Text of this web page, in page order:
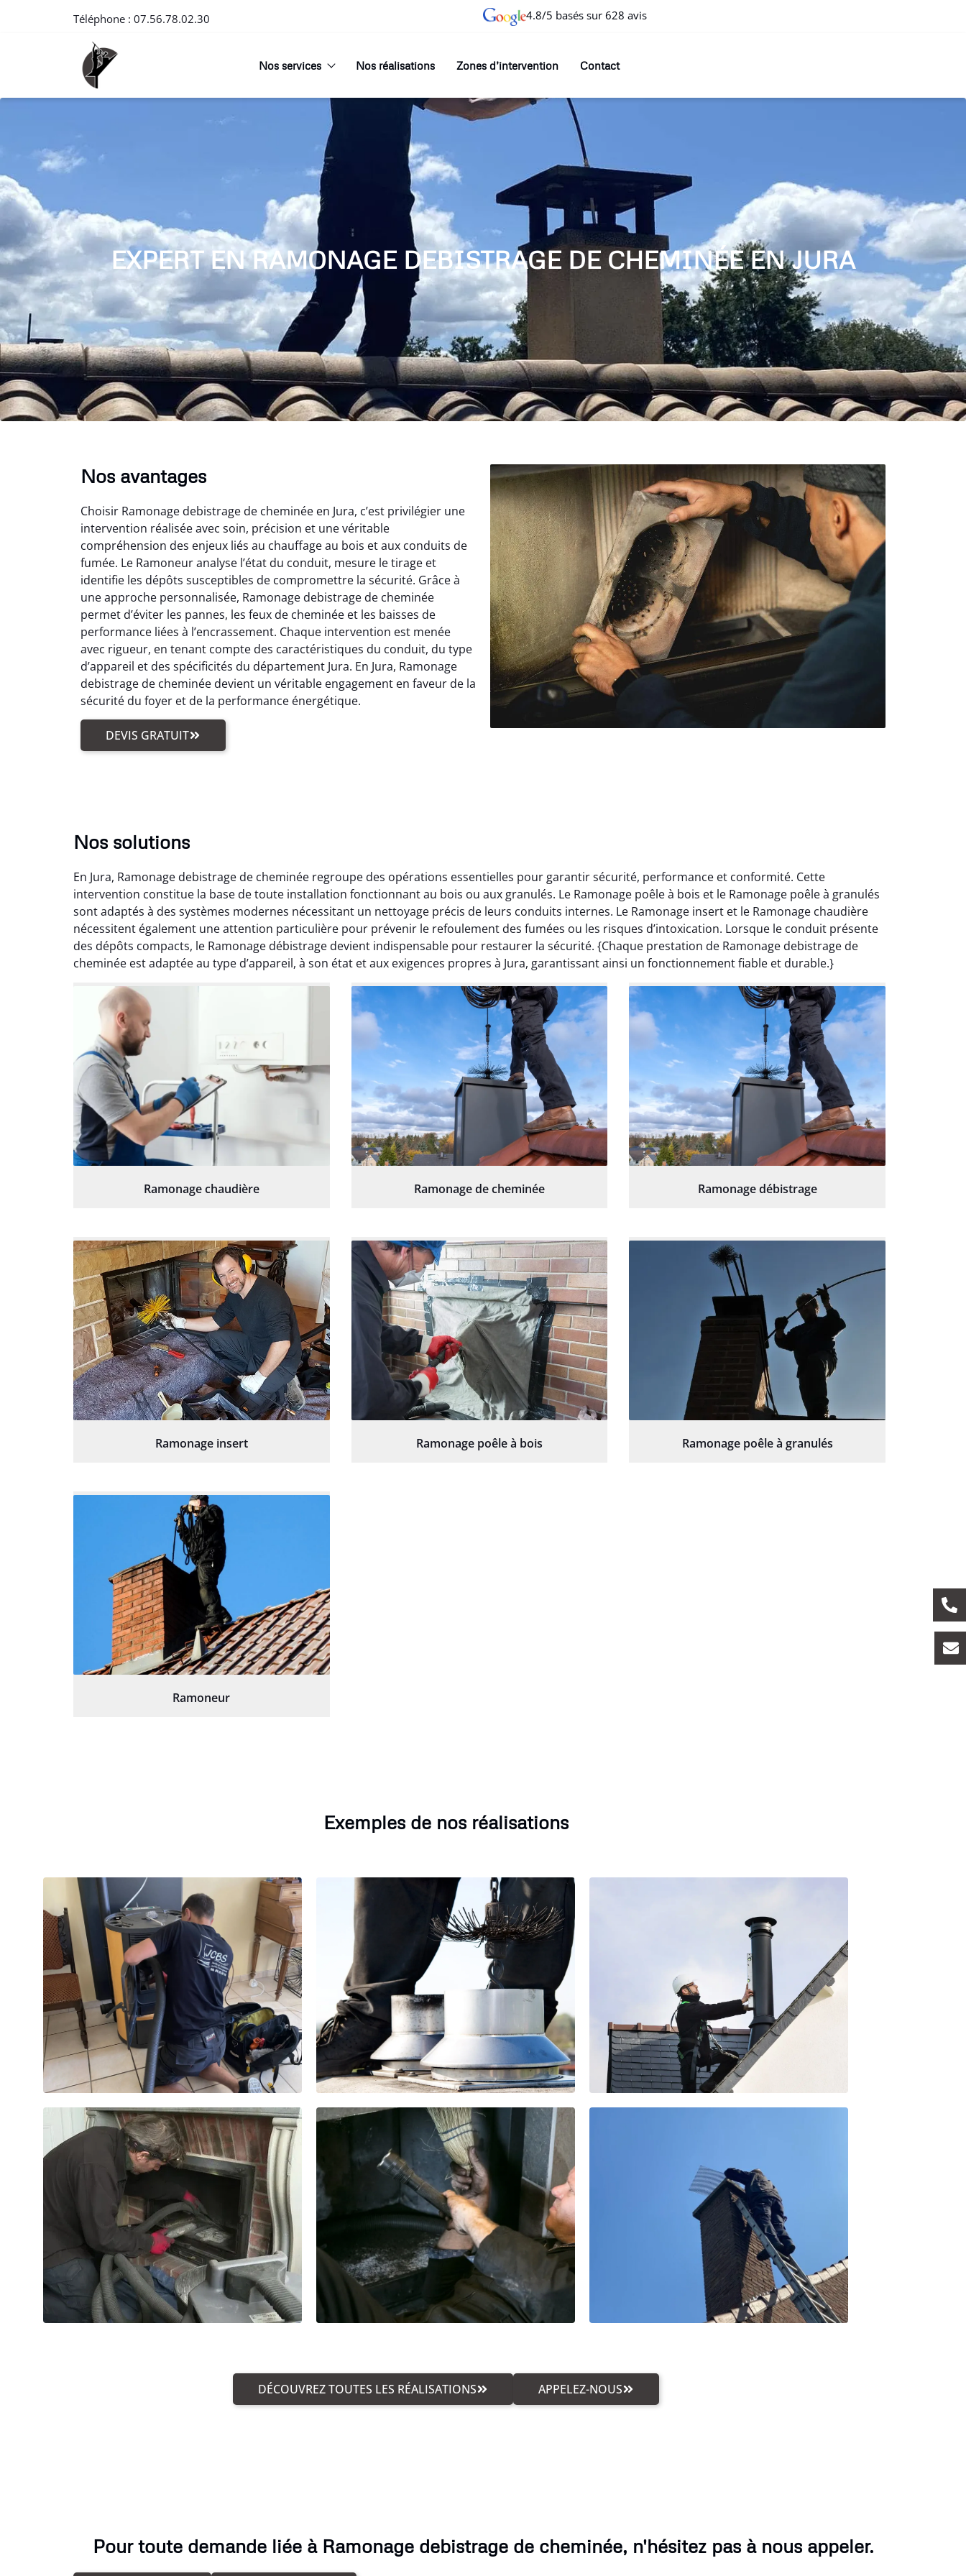
Téléphone : 07.56.78.02.30 4.8/5 basés sur 628 avis
Nos services Nos réalisations Zones d’intervention Contact
EXPERT EN RAMONAGE DEBISTRAGE DE CHEMINÉE EN JURA
Nos avantages
Choisir Ramonage debistrage de cheminée en Jura, c’est privilégier une
intervention réalisée avec soin, précision et une véritable
compréhension des enjeux liés au chauffage au bois et aux conduits de
fumée. Le Ramoneur analyse l’état du conduit, mesure le tirage et
identifie les dépôts susceptibles de compromettre la sécurité. Grâce à
une approche personnalisée, Ramonage debistrage de cheminée
permet d’éviter les pannes, les feux de cheminée et les baisses de
performance liées à l’encrassement. Chaque intervention est menée
avec rigueur, en tenant compte des caractéristiques du conduit, du type
d’appareil et des spécificités du département Jura. En Jura, Ramonage
debistrage de cheminée devient un véritable engagement en faveur de la
sécurité du foyer et de la performance énergétique.
DEVIS GRATUIT
Nos solutions
En Jura, Ramonage debistrage de cheminée regroupe des opérations essentielles pour garantir sécurité, performance et conformité. Cette
intervention constitue la base de toute installation fonctionnant au bois ou aux granulés. Le Ramonage poêle à bois et le Ramonage poêle à granulés
sont adaptés à des systèmes modernes nécessitant un nettoyage précis de leurs conduits internes. Le Ramonage insert et le Ramonage chaudière
nécessitent également une attention particulière pour prévenir le refoulement des fumées ou les risques d’intoxication. Lorsque le conduit présente
des dépôts compacts, le Ramonage débistrage devient indispensable pour restaurer la sécurité. {Chaque prestation de Ramonage debistrage de
cheminée est adaptée au type d’appareil, à son état et aux exigences propres à Jura, garantissant ainsi un fonctionnement fiable et durable.}
Ramonage chaudière Ramonage de cheminée Ramonage débistrage
Ramonage insert Ramonage poêle à bois Ramonage poêle à granulés
Ramoneur
Exemples de nos réalisations
DÉCOUVREZ TOUTES LES RÉALISATIONS APPELEZ-NOUS
Pour toute demande liée à Ramonage debistrage de cheminée, n'hésitez pas à nous appeler.